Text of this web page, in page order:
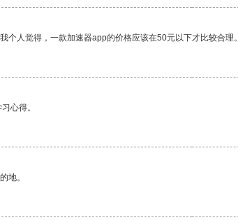
个人觉得，一款加速器app的价格应该在50元以下才比较合理。
心得。
地。